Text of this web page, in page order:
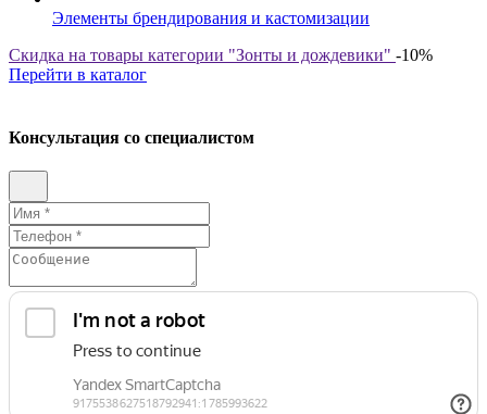
Элементы брендирования и кастомизации
Скидка на товары категории "Зонты и дождевики" -10%
Перейти в каталог
Консультация со специалистом